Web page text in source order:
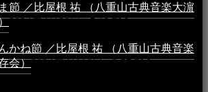
節 ／比屋根 祐 （八重山古典音楽大濵
2024年4月20日 - 5:19 PM
かね節 ／比屋根 祐 （八重山古典音楽
会）2024年4月16日 - 3:57 PM